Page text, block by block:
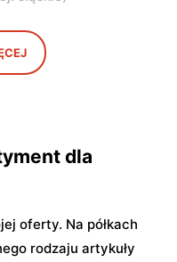
ul. Radiowa 18
dla
oferty. Na półkach
rodzaju artykuły